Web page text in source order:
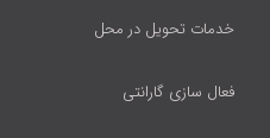
خدمات تحویل در محل
فعال سازی گارانتی